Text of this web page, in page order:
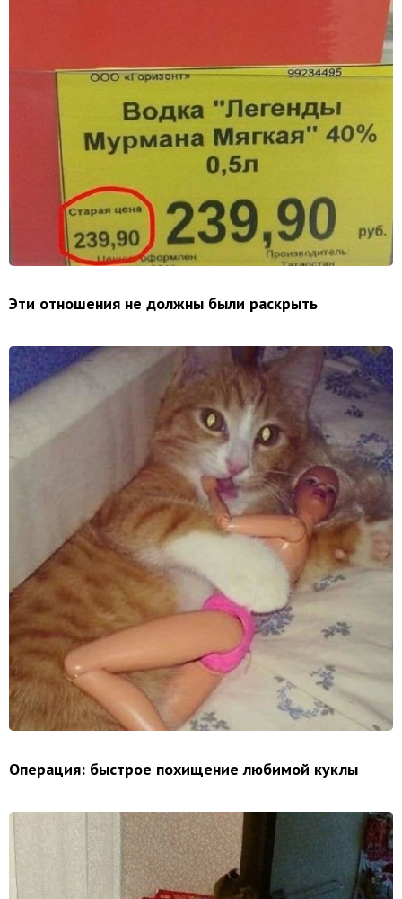
Эти отношения не должны были раскрыть
Операция: быстрое похищение любимой куклы